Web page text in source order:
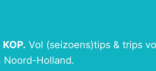
Vol (seizoens)tips & trips
Holland.